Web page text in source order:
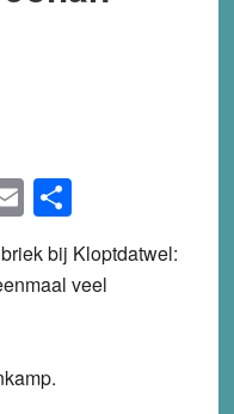
EmailShare
bij Kloptdatwel:
veel